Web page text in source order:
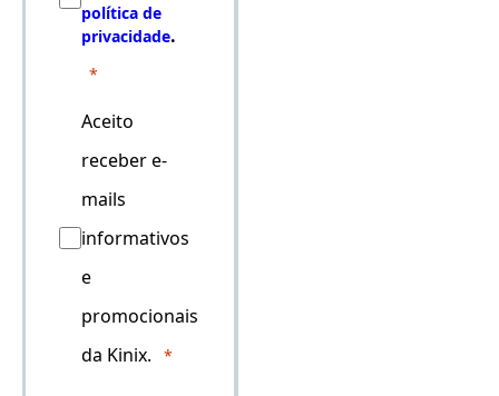
política de
privacidade.
Aceito
receber e-
mails
informativos
e
promocionais
da Kinix.